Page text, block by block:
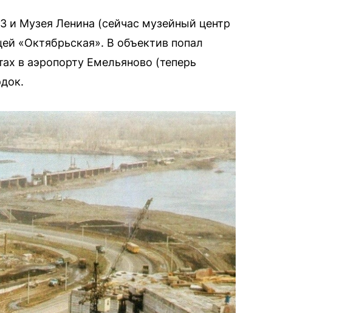
и Музея Ленина (сейчас музейный центр
«Октябрьская». В объектив попал
в аэропорту Емельяново (теперь